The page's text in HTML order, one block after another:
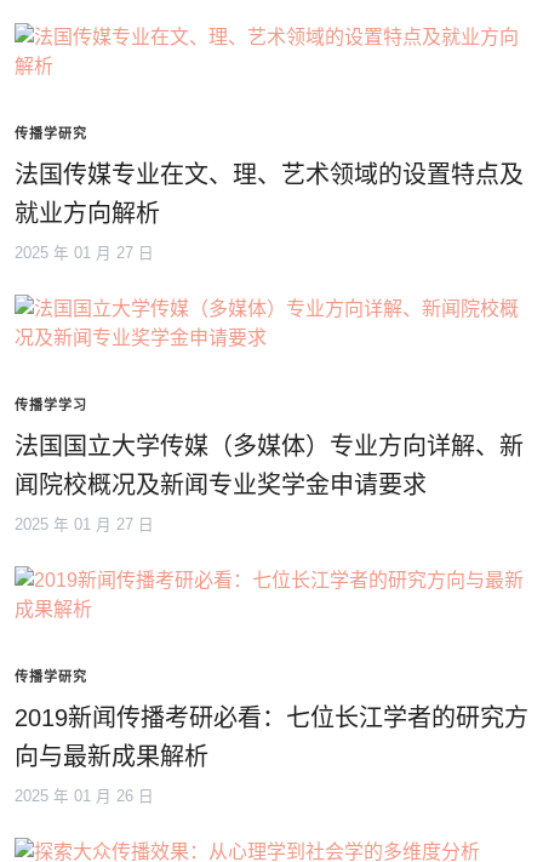
传播学研究
法国传媒专业在文、理、艺术领域的设置特点及
就业方向解析
2025 年 01 月 27 日
传播学学习
法国国立大学传媒（多媒体）专业方向详解、新
闻院校概况及新闻专业奖学金申请要求
2025 年 01 月 27 日
传播学研究
2019新闻传播考研必看：七位长江学者的研究方
向与最新成果解析
2025 年 01 月 26 日